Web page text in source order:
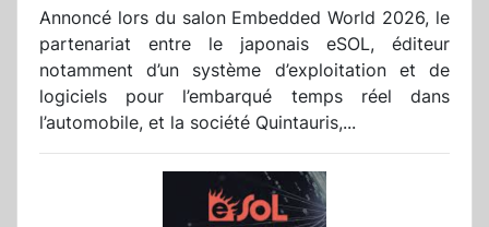
Annoncé lors du salon Embedded World 2026, le
partenariat entre le japonais eSOL, éditeur
notamment d’un système d’exploitation et de
logiciels pour l’embarqué temps réel dans
l’automobile, et la société Quintauris,...